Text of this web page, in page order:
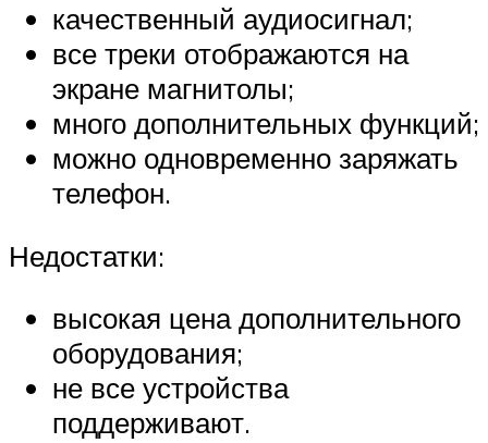
качественный аудиосигнал;
все треки отображаются на
экране магнитолы;
много дополнительных функций;
можно одновременно заряжать
телефон.
Недостатки:
высокая цена дополнительного
оборудования;
не все устройства
поддерживают.